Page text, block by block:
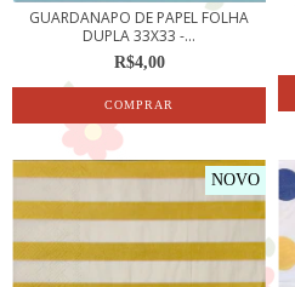
GUARDANAPO DE PAPEL FOLHA
DUPLA 33X33 -...
R$4,00
NOVO